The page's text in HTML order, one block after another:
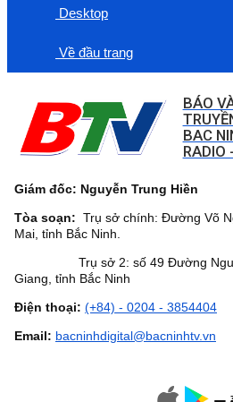
Desktop
Về đầu trang
BÁO
BAC
RADIO
Giám đốc: Nguyễn Trung Hiền
Tòa soạn: Trụ sở chính: Đường Võ
Mai, tỉnh Bắc Ninh.
Trụ sở 2: số 49 Đường
Giang, tỉnh Bắc Ninh
Điện thoại: (+84) - 0204 - 3854404
Email: bacninhdigital@bacninhtv.vn